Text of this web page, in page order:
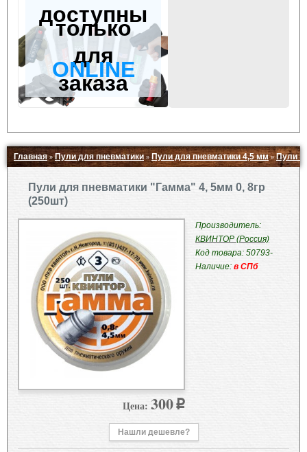
доступны
только
для
ONLINE
заказа
Главная»Пули для пневматики » Пули для пневматики 4,5 мм»Пули
Пули для пневматики "Гамма" 4, 5мм 0, 8гр
(250шт)
Производитель:
КВИНТОР (Россия)
Код товара: 50793-
Наличие: в СПб
Цена: 300p
Нашли дешевле?